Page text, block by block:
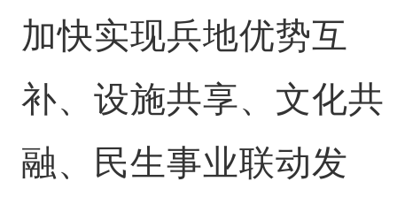
加快实现兵地优势互
补、设施共享、文化共
融、民生事业联动发